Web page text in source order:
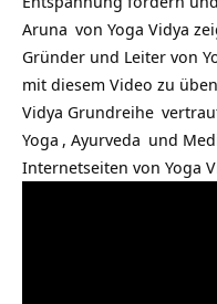
Aruna von Yoga Vidya
Gründer und Leiter von
mit diesem Video zu
Vidya Grundreihe
Yoga , Ayurveda und
Internetseiten von Yoga